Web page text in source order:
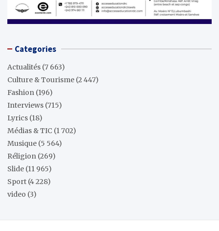
Categories
Actualités (7 663)
Culture & Tourisme (2 447)
Fashion (196)
Interviews (715)
Lyrics (18)
Médias & TIC (1 702)
Musique (5 564)
Réligion (269)
Slide (11 965)
Sport (4 228)
video (3)